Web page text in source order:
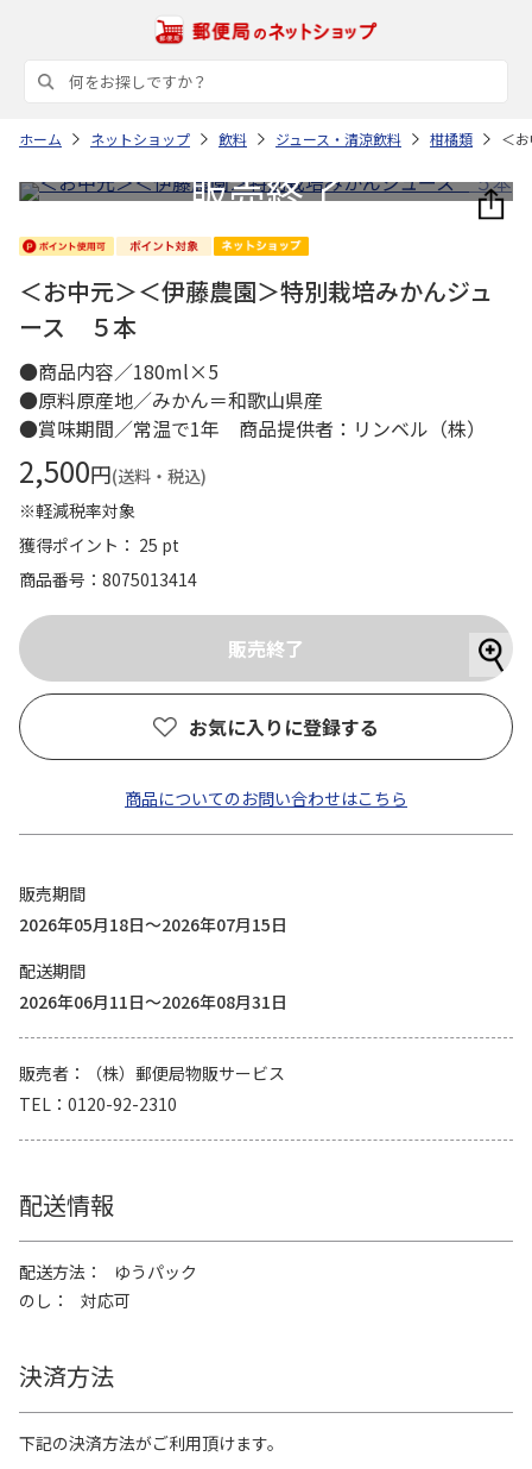
ホーム ネットショップ 飲料 ジュース・清涼飲料 柑橘類 ＜
＜お中元＞＜伊藤農園＞特別栽培みかんジュ
ース ５本
●商品内容／180ml×5
●原料原産地／みかん＝和歌山県産
●賞味期間／常温で1年 商品提供者：リンベル（株）
2,500円(送料・税込)
※軽減税率対象
獲得ポイント： 25 pt
商品番号
8075013414
お気に入りに登録する
商品についてのお問い合わせはこちら
販売期間
2026年05月18日～2026年07月15日
配送期間
2026年06月11日～2026年08月31日
販売者
（株）郵便局物販サービス
TEL
0120-92-2310
配送情報
配送方法
ゆうパック
のし
対応可
決済方法
下記の決済方法がご利用頂けます。